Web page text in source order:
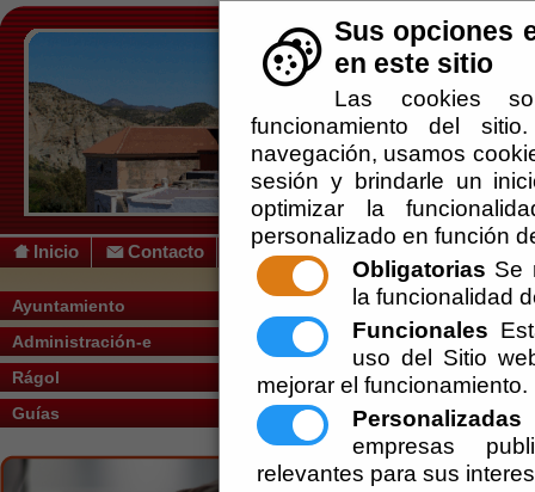
Sus opciones
en este sitio
Las cookies
funcionamiento del
navegación, usamos
sesión y brindarle un
optimizar la
personalizado en función
Obligatorias Se
la funcionalidad
Funcionales
uso del Sitio
mejorar el funcionamiento.
Personalizadas
empresas
relevantes para sus
Inicio Contacto
Ayuntamiento
Administración-e
Rágol
Guías
Usted se encuentra
SOLICITAR ACCESO A LA